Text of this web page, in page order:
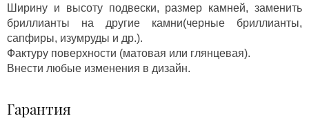
Ширину и высоту подвески, размер камней, заменить
бриллианты на другие камни(черные бриллианты,
сапфиры, изумруды и др.).
Фактуру поверхности (матовая или глянцевая).
Внести любые изменения в дизайн.
Гарантия